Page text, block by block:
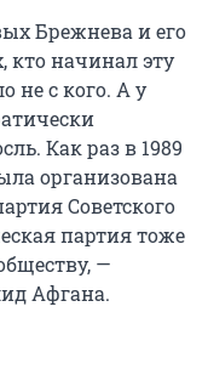
Брежнева и его
кто начинал эту
не с кого. А у
Как раз в 1989
организована
Советского
партия тоже
—
Афгана.